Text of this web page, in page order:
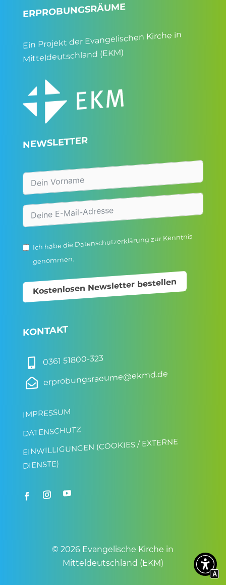
ERPROBUNGSRÄUME
Ein Projekt der Evangelischen Kirche in
Mitteldeutschland (EKM)
NEWSLETTER
Ich habe die Datenschutzerklärungzur Kenntnis
genommen.
Kostenlosen Newsletter bestellen
KONTAKT
 0361 51800-323
 erprobungsraeume@ekmd.de
IMPRESSUM
DATENSCHUTZ
EINWILLIGUNGEN (COOKIES / EXTERNE
DIENSTE)
© 2026 Evangelische Kirche in
Mitteldeutschland (EKM)
A